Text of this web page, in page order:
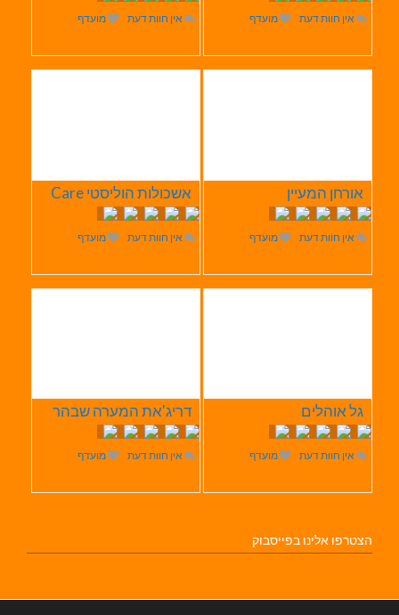
אין חוות דעת מועדף אין חוות דעת מועדף
אורחן המעיין
אין חוות דעת מועדף
אשכולות הוליסטי Care
אין חוות דעת מועדף
גל אוהלים
אין חוות דעת מועדף
דריג'את המערה שבהר
אין חוות דעת מועדף
הצטרפו אלינו בפייסבוק